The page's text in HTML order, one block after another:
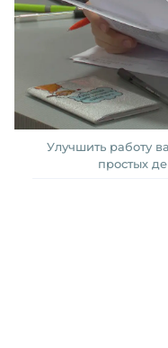
Улучшить работу
простых